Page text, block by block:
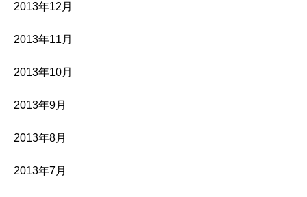
2013年12月
2013年11月
2013年10月
2013年9月
2013年8月
2013年7月